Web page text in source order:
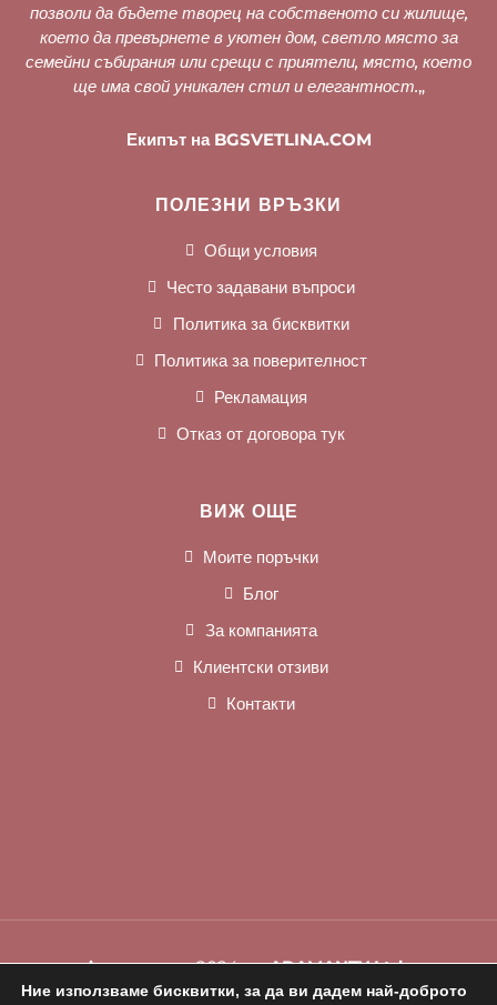
позволи да бъдете творец на собственото си жилище,
което да превърнете в уютен дом, светло място за
семейни събирания или срещи с приятели, място, което
ще има свой уникален стил и елегантност.„
Екипът на BGSVETLINA.COM
ПОЛЕЗНИ ВРЪЗКИ
Общи условия
Често задавани въпроси
Политика за бисквитки
Политика за поверителност
Рекламация
Отказ от договора тук
ВИЖ ОЩЕ
Моите поръчки
Блог
За компанията
Клиентски отзиви
Контакти
Актуализиран 2024г отADAMANTY Ltd.
Ние използваме бисквитки, за да ви дадем най-доброто